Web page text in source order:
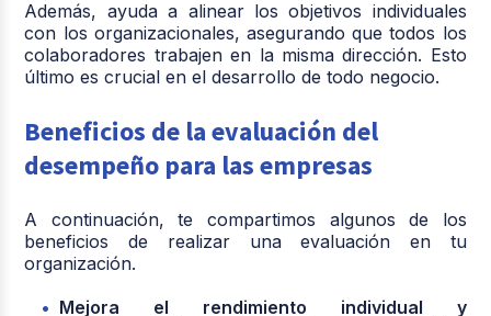
Además, ayuda a alinear los objetivos individuales
con los organizacionales, asegurando que todos los
colaboradores trabajen en la misma dirección. Esto
último es crucial en el desarrollo de todo negocio.
Beneficios de la evaluación del
desempeño para las empresas
A continuación, te compartimos algunos de los
beneficios de realizar una evaluación en tu
organización.
Mejora el rendimiento individual y